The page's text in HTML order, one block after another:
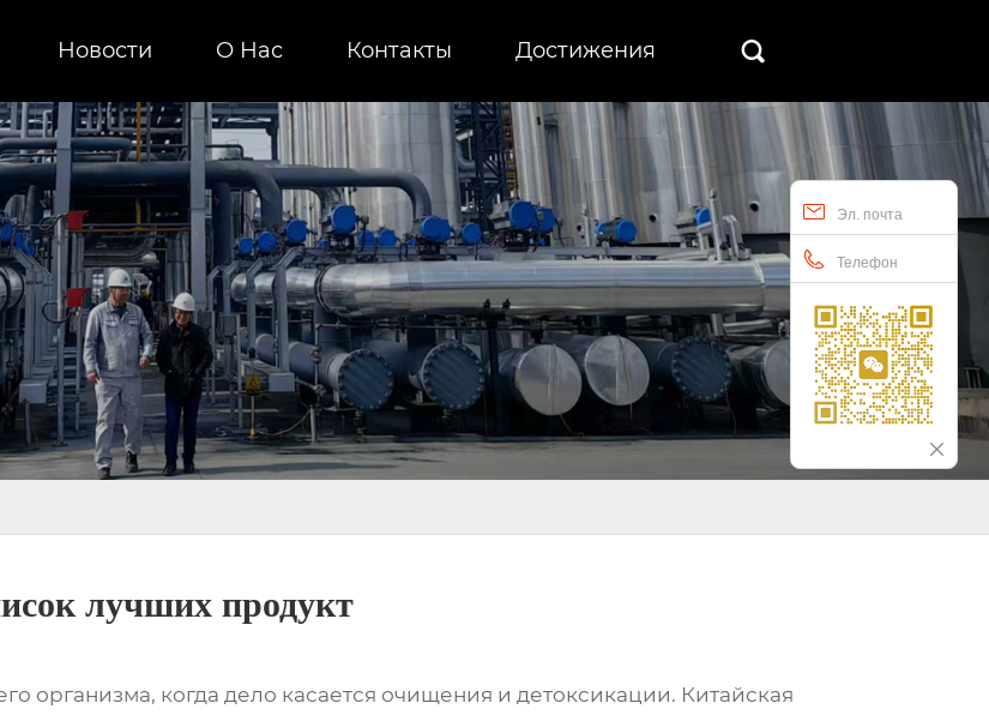
Новости О Нас Контакты Достижения 
Эл. почта
Телефон
лучших продукт
организма, когда дело касается очищения и детоксикации. Китайская